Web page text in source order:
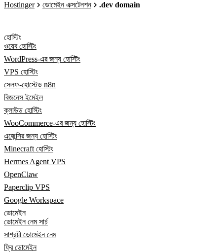
Hostinger ডোমেইন এক্সটেনশন .dev domain
হোস্টিং
ওয়েব হোস্টিং
WordPress-এর জন্য হোস্টিং
VPS হোস্টিং
সেলফ-হোস্টেড n8n
বিজনেস ইমেইল
ক্লাউড হোস্টিং
WooCommerce-এর জন্য হোস্টিং
এজেন্সির জন্য হোস্টিং
Minecraft হোস্টিং
Hermes Agent VPS
OpenClaw
Paperclip VPS
Google Workspace
ডোমেইন
ডোমেইন নেম সার্চ
সাশ্রয়ী ডোমেইন নেম
ফ্রি ডোমেইন